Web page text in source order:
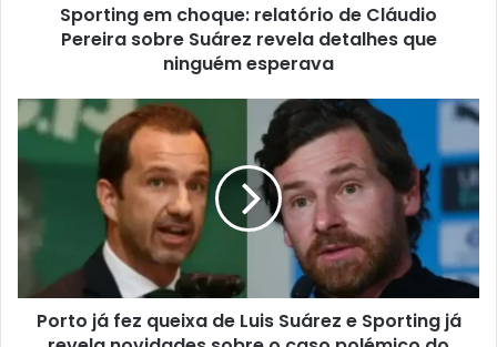
Sporting em choque: relatório de Cláudio
Pereira sobre Suárez revela detalhes que
ninguém esperava
Porto já fez queixa de Luis Suárez e Sporting já